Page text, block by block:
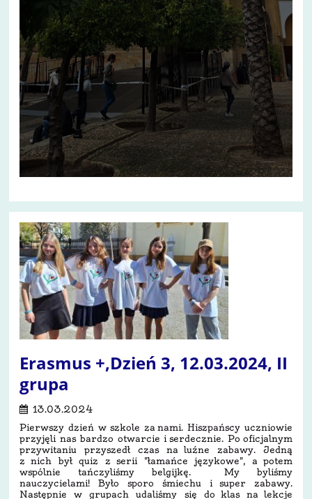
Erasmus +,Dzień 3, 12.03.2024, II
grupa
13.03.2024
Pierwszy dzień w szkole za nami. Hiszpańscy uczniowie
przyjęli nas bardzo otwarcie i serdecznie. Po oficjalnym
przywitaniu przyszedł czas na luźne zabawy. Jedną
z nich był quiz z serii "łamańce językowe", a potem
wspólnie tańczyliśmy belgijkę. My byliśmy
nauczycielami! Było sporo śmiechu i super zabawy.
Następnie w grupach udaliśmy się do klas na lekcje